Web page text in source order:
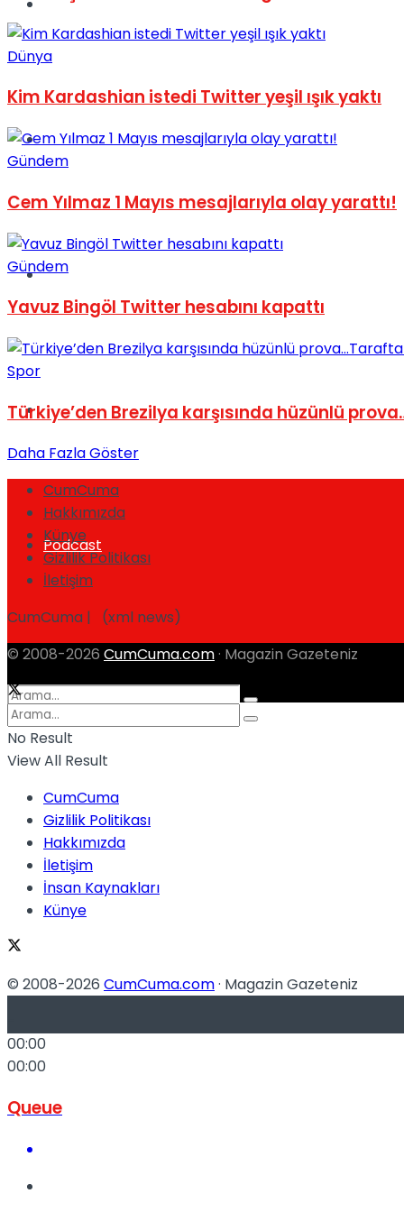
Sinema
Tatil
Spor
Podcast
No Result
Dünya
Kim Kardashian istedi Twitter yeşil ışık yaktı
Gündem
Cem Yılmaz 1 Mayıs mesajlarıyla olay yarattı!
Gündem
Yavuz Bingöl Twitter hesabını kapattı
Spor
Türkiye’den Brezilya karşısında hüzünlü
Daha Fazla Göster
CumCuma
Hakkımızda
Künye
Gizlilik Politikası
İletişim
CumCuma | (xml news)
© 2008-2026 CumCuma.com · Magazin Gazeteniz
No Result
View All Result
CumCuma
Gizlilik Politikası
Hakkımızda
İletişim
İnsan Kaynakları
Künye
© 2008-2026 CumCuma.com· Magazin Gazeteniz
00:00
00:00
Queue